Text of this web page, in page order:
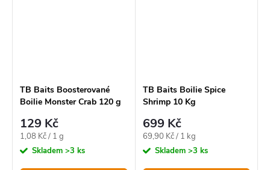
TB Baits Boosterované
Boilie Monster Crab 120 g
129 Kč
Měrná
cena:
1,08 Kč / 1 g
Skladem >3 ks
TB Baits Boilie Spice
Shrimp 10 Kg
699 Kč
Měrná
cena:
69,90 Kč / 1 kg
Skladem >3 ks